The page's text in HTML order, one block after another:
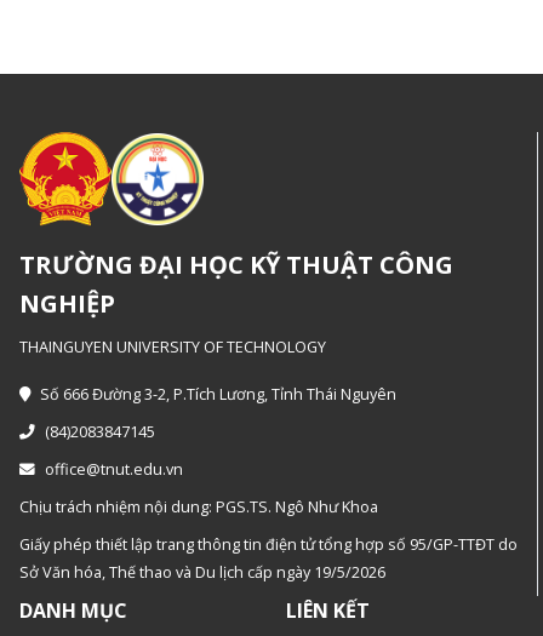
TRƯỜNG ĐẠI HỌC KỸ THUẬT CÔNG
NGHIỆP
THAINGUYEN UNIVERSITY OF TECHNOLOGY
Số 666 Đường 3-2, P.Tích Lương, Tỉnh Thái Nguyên
(84)2083847145
office@tnut.edu.vn
Chịu trách nhiệm nội dung: PGS.TS. Ngô Như Khoa
Giấy phép thiết lập trang thông tin điện tử tổng hợp số 95/GP-TTĐT do
Sở Văn hóa, Thế thao và Du lịch cấp ngày 19/5/2026
DANH MỤC LIÊN KẾT